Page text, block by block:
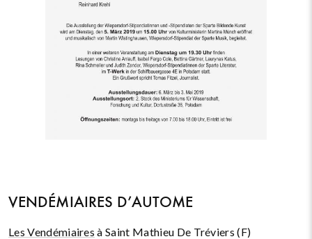
VENDÉMIAIRES D’AUTOME
Les Vendémiaires à Saint Mathieu De Tréviers (F)